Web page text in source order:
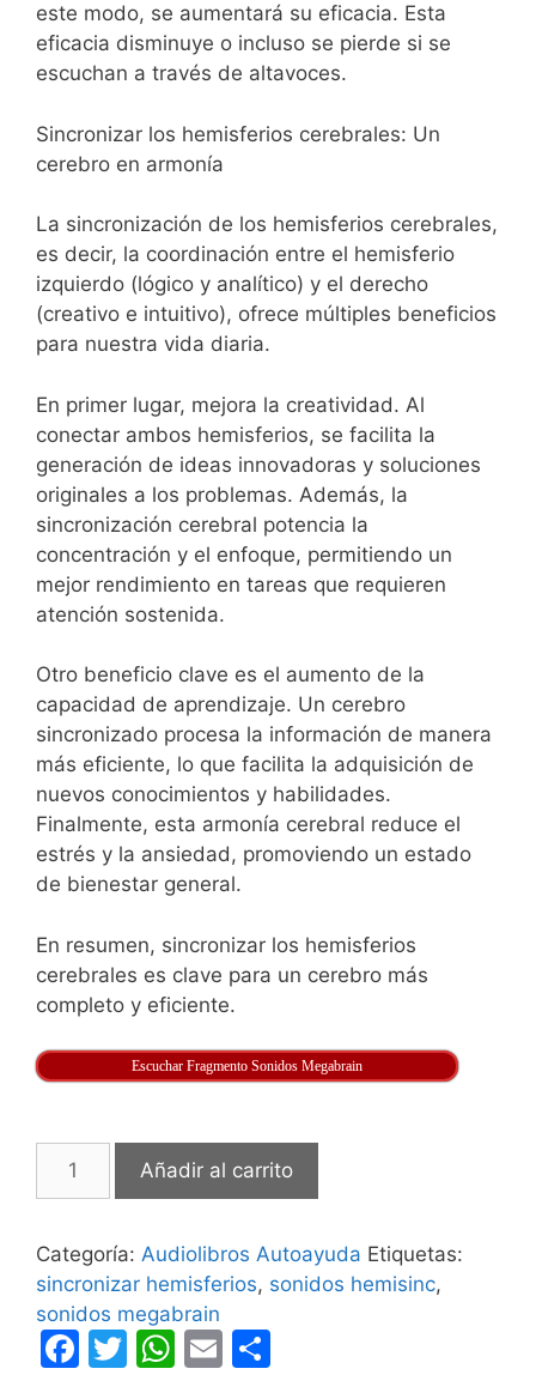
este modo, se aumentará su eficacia. Esta
eficacia disminuye o incluso se pierde si se
escuchan a través de altavoces.
Sincronizar los hemisferios cerebrales: Un
cerebro en armonía
La sincronización de los hemisferios cerebrales,
es decir, la coordinación entre el hemisferio
izquierdo (lógico y analítico) y el derecho
(creativo e intuitivo), ofrece múltiples beneficios
para nuestra vida diaria.
En primer lugar, mejora la creatividad. Al
conectar ambos hemisferios, se facilita la
generación de ideas innovadoras y soluciones
originales a los problemas. Además, la
sincronización cerebral potencia la
concentración y el enfoque, permitiendo un
mejor rendimiento en tareas que requieren
atención sostenida.
Otro beneficio clave es el aumento de la
capacidad de aprendizaje. Un cerebro
sincronizado procesa la información de manera
más eficiente, lo que facilita la adquisición de
nuevos conocimientos y habilidades.
Finalmente, esta armonía cerebral reduce el
estrés y la ansiedad, promoviendo un estado
de bienestar general.
En resumen, sincronizar los hemisferios
cerebrales es clave para un cerebro más
completo y eficiente.
Escuchar Fragmento Sonidos Megabrain
Megabrain
Añadir al carrito
Categoría: Audiolibros Autoayuda Etiquetas:
sincronizar hemisferios, sonidos hemisinc,
sonidos megabrain
F
T
W E